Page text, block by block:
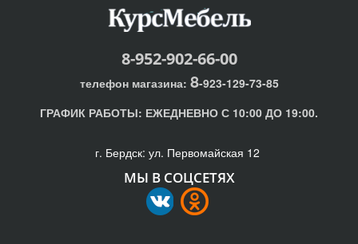
8-952-902-66-00
телефон магазина: 8-923-129-73-85
ГРАФИК РАБОТЫ: ЕЖЕДНЕВНО С 10:00 ДО 19:00.
г. Бердск: ул. Первомайская 12
МЫ В СОЦСЕТЯХ